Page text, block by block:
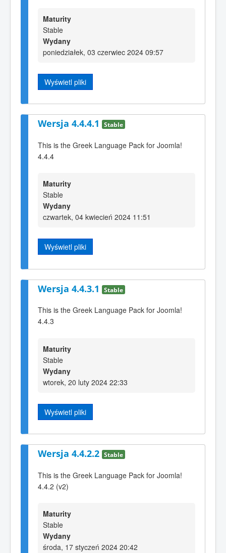
Maturity
Stable
Wydany
poniedziałek, 03 czerwiec 2024 09:57
Wyświetl pliki
Wersja 4.4.4.1 Stable
This is the Greek Language Pack for Joomla!
4.4.4
Maturity
Stable
Wydany
czwartek, 04 kwiecień 2024 11:51
Wyświetl pliki
Wersja 4.4.3.1 Stable
This is the Greek Language Pack for Joomla!
4.4.3
Maturity
Stable
Wydany
wtorek, 20 luty 2024 22:33
Wyświetl pliki
Wersja 4.4.2.2 Stable
This is the Greek Language Pack for Joomla!
4.4.2 (v2)
Maturity
Stable
Wydany
środa, 17 styczeń 2024 20:42